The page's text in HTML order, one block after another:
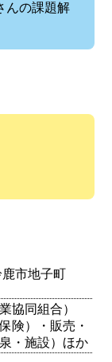
んの課題解
市地子町
協同組合）
険）・販売・
・施設）ほか